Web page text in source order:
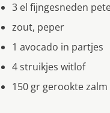
3 el fijngesneden
zout, peper
1 avocado in partjes
4 struikjes witlof
150 gr gerookte zalm